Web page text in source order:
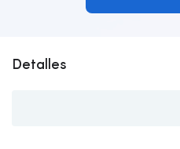
Detalles